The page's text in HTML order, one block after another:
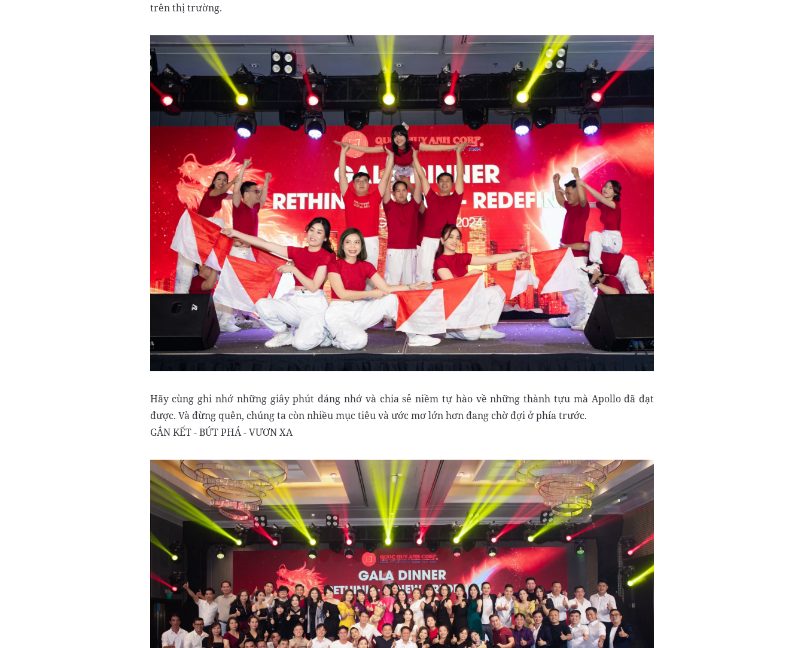
trên thị trường.
Hãy cùng ghi nhớ những giây phút đáng nhớ và chia sẻ niềm tự hào về những thành tựu mà Apollo đã đạt
được. Và đừng quên, chúng ta còn nhiều mục tiêu và ước mơ lớn hơn đang chờ đợi ở phía trước.
GẮN KẾT - BỨT PHÁ - VƯƠN XA